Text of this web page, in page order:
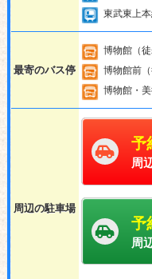
東武東上
最寄のバス停
博物館（徒
博物館前（
博物館・美
周辺の駐車場
予
周
予
周